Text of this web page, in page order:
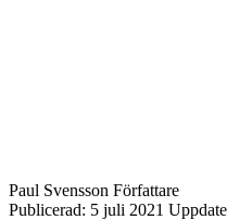
Paul Svensson Författare
Publicerad: 5 juli 2021